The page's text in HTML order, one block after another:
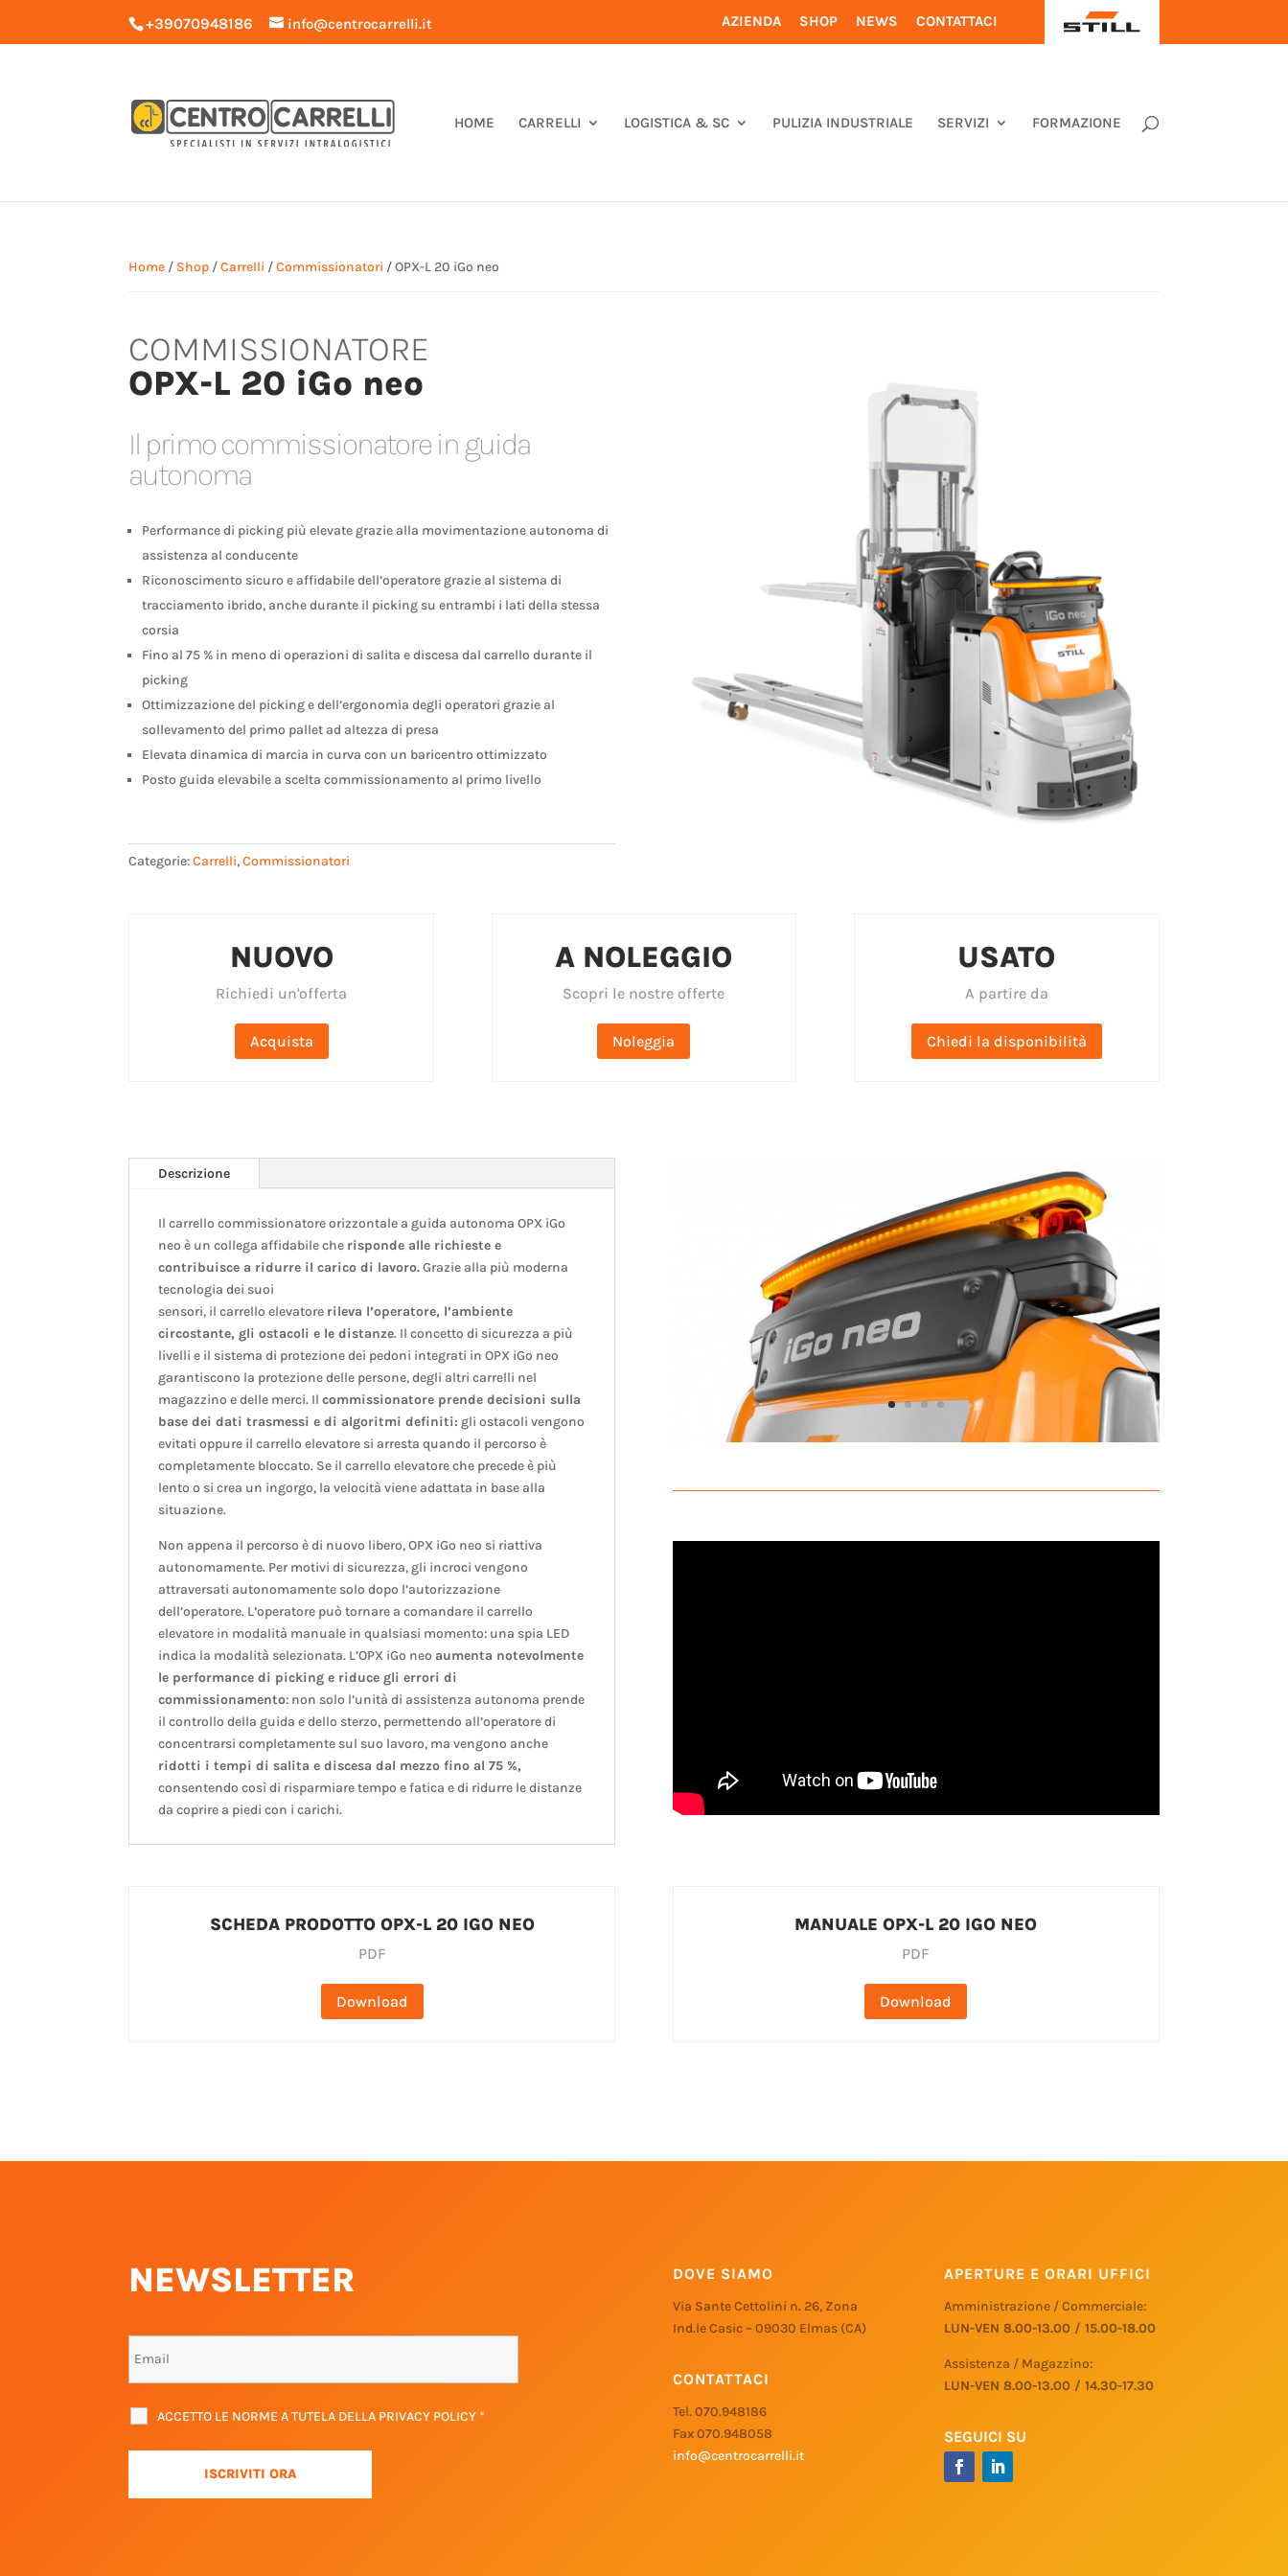
+39070948186 info@centrocarrelli.it AZIENDA SHOP NEWS CONTATTACI
HOME CARRELLI LOGISTICA & SC PULIZIA INDUSTRIALE SERVIZI FORMAZIONE
Home / Shop /Carrelli /Commissionatori / OPX-L 20 iGo neo
COMMISSIONATORE
OPX-L 20 iGo neo
Il primo commissionatore in guida
autonoma
Performance di picking più elevate grazie alla movimentazione autonoma di
assistenza al conducente
Riconoscimento sicuro e affidabile dell’operatore grazie al sistema di
tracciamento ibrido, anche durante il picking su entrambi i lati della stessa
corsia
Fino al 75 % in meno di operazioni di salita e discesa dal carrello durante il
picking
Ottimizzazione del picking e dell’ergonomia degli operatori grazie al
sollevamento del primo pallet ad altezza di presa
Elevata dinamica di marcia in curva con un baricentro ottimizzato
Posto guida elevabile a scelta commissionamento al primo livello
Categorie:Carrelli,Commissionatori
NUOVO
Richiedi un'offerta
Acquista
A NOLEGGIO
Scopri le nostre offerte
Noleggia
USATO
A partire da
Chiedi la disponibilità
Descrizione
Il carrello commissionatore orizzontale a guida autonoma OPX iGo
neo è un collega affidabile che risponde alle richieste e
contribuisce a ridurre il carico di lavoro.Grazie alla più moderna
tecnologia dei suoi
sensori, il carrello elevatore rileva l’operatore, l’ambiente
circostante, gli ostacoli e le distanze. Il concetto di sicurezza a più
livelli e il sistema di protezione dei pedoni integrati in OPX iGo neo
garantiscono la protezione delle persone, degli altri carrelli nel
magazzino e delle merci. Ilcommissionatore prende decisioni sulla
base dei dati trasmessi e di algoritmi definiti: gli ostacoli vengono
evitati oppure il carrello elevatore si arresta quando il percorso è
completamente bloccato. Se il carrello elevatore che precede è più
lento o si crea un ingorgo, la velocità viene adattata in base alla
situazione.
Non appena il percorso è di nuovo libero, OPX iGo neo si riattiva
autonomamente. Per motivi di sicurezza, gli incroci vengono
attraversati autonomamente solo dopo l’autorizzazione
dell’operatore. L’operatore può tornare a comandare il carrello
elevatore in modalità manuale in qualsiasi momento: una spia LED
indica la modalità selezionata. L’OPX iGo neo aumenta notevolmente
le performance di picking e riduce gli errori di
commissionamento: non solo l’unità di assistenza autonoma prende
il controllo della guida e dello sterzo, permettendo all’operatore di
concentrarsi completamente sul suo lavoro, ma vengono anche
ridotti i tempi di salita e discesa dal mezzo fino al 75 %,
consentendo così di risparmiare tempo e fatica e di ridurre le distanze
da coprire a piedi con i carichi.
SCHEDA PRODOTTO OPX-L 20 IGO NEO
PDF
Download
MANUALE OPX-L 20 IGO NEO
PDF
Download
NEWSLETTER
ACCETTO LE NORME A TUTELA DELLA PRIVACY POLICY *
DOVE SIAMO
Via Sante Cettolini n. 26, Zona
Ind.le Casic – 09030 Elmas (CA)
CONTATTACI
Tel. 070.948186
Fax 070.948058
info@centrocarrelli.it
APERTURE E ORARI UFFICI
Amministrazione / Commerciale:
LUN-VEN 8.00-13.00 / 15.00-18.00
Assistenza / Magazzino:
LUN-VEN 8.00-13.00 / 14.30-17.30
SEGUICI SU